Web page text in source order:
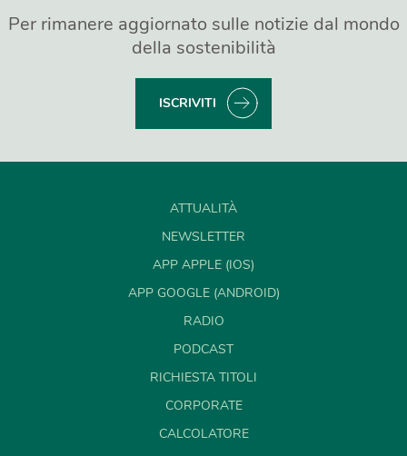
Per rimanere aggiornato sulle notizie dal mondo
della sostenibilità
ISCRIVITI
ATTUALITÀ
NEWSLETTER
APP APPLE (IOS)
APP GOOGLE (ANDROID)
RADIO
PODCAST
RICHIESTA TITOLI
CORPORATE
CALCOLATORE